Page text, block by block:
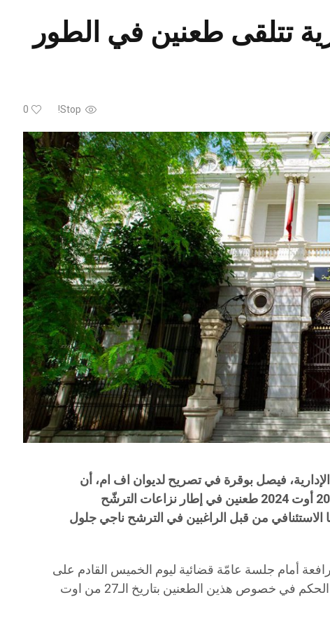
تتلقى طعنين في الطور
Stop!
0
فيصل بوقرة في تصريح لديوان اف ام، أن
المحكمة الإدارية تلقت اليوم الثلاثاء 20 أوت 2024 طعنين في إطار نزاعات الترشّح
2024 في طورها الاستئنافي من قبل الراغبين في الترشح ناجي جلول
أمام جلسة عامّة قضائية ليوم الخميس القادم على
ان يكون اخر اجل للتصريح بمنطوق الحكم في خصوص هذين الطعنين بتاريخ الـ27 من اوت